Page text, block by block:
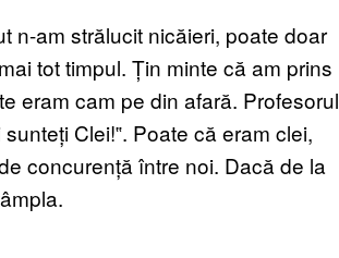
n-am strălucit nicăieri, poate doar
tot timpul. Țin minte că am prins
eram cam pe din afară. Profesorul
Clei!‟. Poate că eram clei,
concurență între noi. Dacă de la